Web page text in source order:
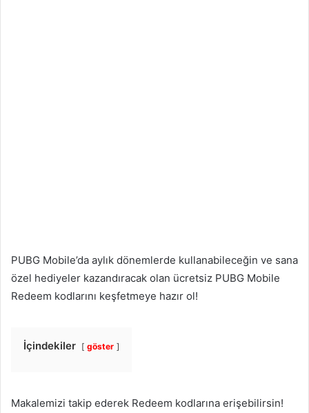
PUBG Mobile’da aylık dönemlerde kullanabileceğin ve sana
özel hediyeler kazandıracak olan ücretsiz PUBG Mobile
Redeem kodlarını keşfetmeye hazır ol!
İçindekiler göster
Makalemizi takip ederek Redeem kodlarına erişebilirsin!